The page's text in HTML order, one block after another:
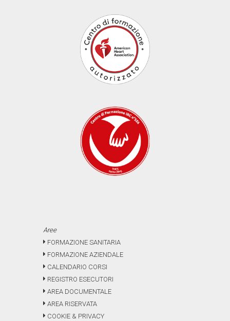
Aree
FORMAZIONE SANITARIA
FORMAZIONE AZIENDALE
CALENDARIO CORSI
REGISTRO ESECUTORI
AREA DOCUMENTALE
AREA RISERVATA
COOKIE & PRIVACY